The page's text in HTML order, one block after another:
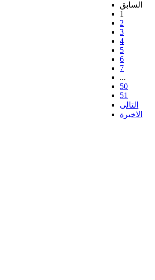
السابق
1
2
3
4
5
6
7
...
50
51
التالى
الاخيرة